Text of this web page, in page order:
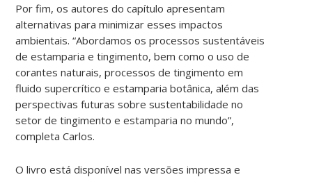
Por fim, os autores do capítulo apresentam
alternativas para minimizar esses impactos
ambientais. “Abordamos os processos sustentáveis
de estamparia e tingimento, bem como o uso de
corantes naturais, processos de tingimento em
fluido supercrítico e estamparia botânica, além das
perspectivas futuras sobre sustentabilidade no
setor de tingimento e estamparia no mundo”,
completa Carlos.
O livro está disponível nas versões impressa e